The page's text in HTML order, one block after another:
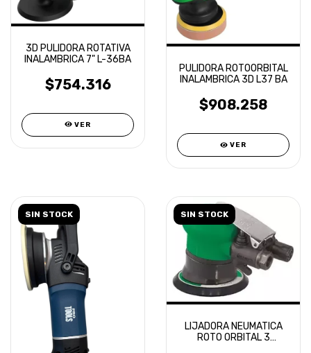
3D PULIDORA ROTATIVA
INALAMBRICA 7" L-36BA
$754.316
VER
PULIDORA ROTOORBITAL
INALAMBRICA 3D L37 BA
$908.258
VER
SIN STOCK SIN STOCK
LIJADORA NEUMATICA
ROTO ORBITAL 3